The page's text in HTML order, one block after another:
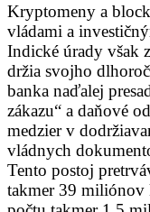
Kryptomeny a
vládami a
Indické úrady však
držia svojho
banka naďalej
zákazu“ a daňové
medzier v
vládnych
Tento postoj
takmer 39 miliónov